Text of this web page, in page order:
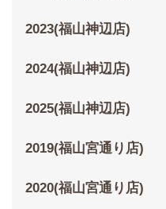
2023(福山神辺店)
2024(福山神辺店)
2025(福山神辺店)
2019(福山宮通り店)
2020(福山宮通り店)